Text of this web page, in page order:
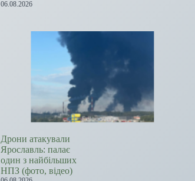
06.08.2026
Дрони атакували
Ярославль: палає
один з найбільших
НПЗ (фото, відео)